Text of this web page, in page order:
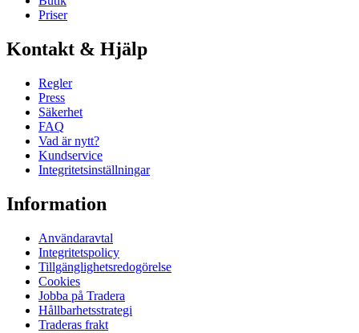
Priser
Kontakt & Hjälp
Regler
Press
Säkerhet
FAQ
Vad är nytt?
Kundservice
Integritetsinställningar
Information
Användaravtal
Integritetspolicy
Tillgänglighetsredogörelse
Cookies
Jobba på Tradera
Hållbarhetsstrategi
Traderas frakt